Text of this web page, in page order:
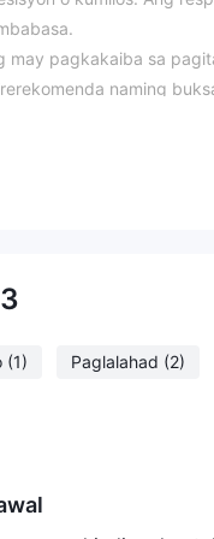
may pagkakaiba sa
naming
kilala rin bilang TMX, ay
kasama ang mga
tatalakayin natin ang
Kung
tulad ng Hong
3
(1) Paglalahad (2)